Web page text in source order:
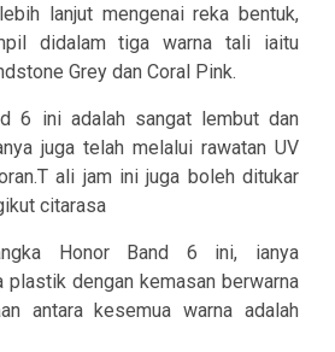
lanjut mengenai reka bentuk,
didalam tiga warna tali iaitu
Grey dan Coral Pink.
6 ini adalah sangat lembut dan
juga telah melalui rawatan UV
ali jam ini juga boleh ditukar
citarasa
Honor Band 6 ini, ianya
plastik dengan kemasan berwarna
antara kesemua warna adalah